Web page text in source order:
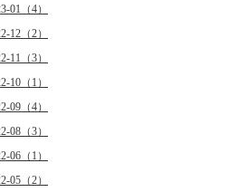
01（4）
12（2）
11（3）
10（1）
09（4）
08（3）
06（1）
05（2）